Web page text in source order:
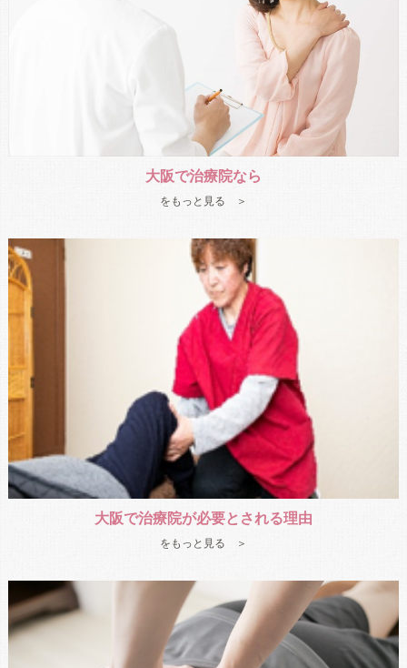
大阪で治療院なら
をもっと見る ＞
大阪で治療院が必要とされる理由
をもっと見る ＞